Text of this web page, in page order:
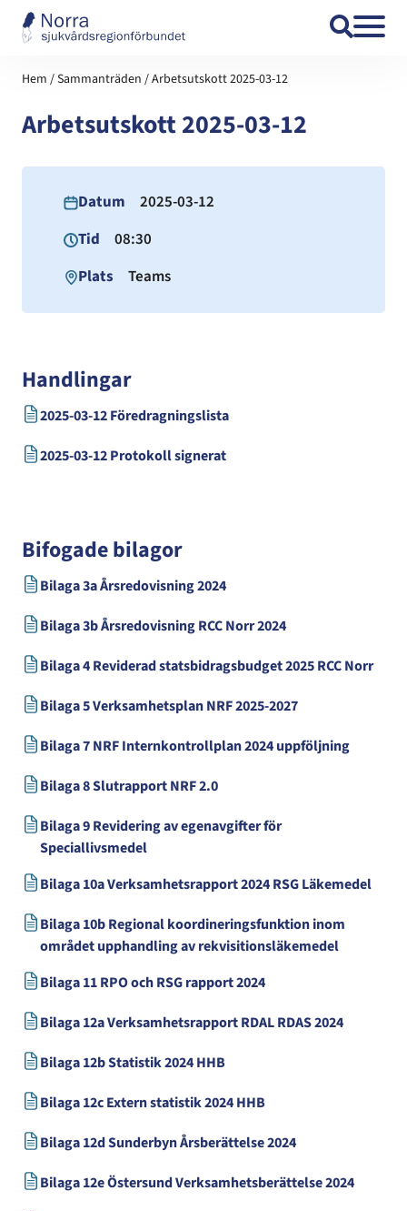
Hem /Sammanträden /Arbetsutskott 2025-03-12
Arbetsutskott 2025-03-12
Datum
2025-03-12
Tid
08:30
Plats
Teams
Handlingar
2025-03-12 Föredragningslista
2025-03-12 Protokoll signerat
Bifogade bilagor
Bilaga 3a Årsredovisning 2024
Bilaga 3b Årsredovisning RCC Norr 2024
Bilaga 4 Reviderad statsbidragsbudget 2025 RCC Norr
Bilaga 5 Verksamhetsplan NRF 2025-2027
Bilaga 7 NRF Internkontrollplan 2024 uppföljning
Bilaga 8 Slutrapport NRF 2.0
Bilaga 9 Revidering av egenavgifter för
Speciallivsmedel
Bilaga 10a Verksamhetsrapport 2024 RSG Läkemedel
Bilaga 10b Regional koordineringsfunktion inom
området upphandling av rekvisitionsläkemedel
Bilaga 11 RPO och RSG rapport 2024
Bilaga 12a Verksamhetsrapport RDAL RDAS 2024
Bilaga 12b Statistik 2024 HHB
Bilaga 12c Extern statistik 2024 HHB
Bilaga 12d Sunderbyn Årsberättelse 2024
Bilaga 12e Östersund Verksamhetsberättelse 2024